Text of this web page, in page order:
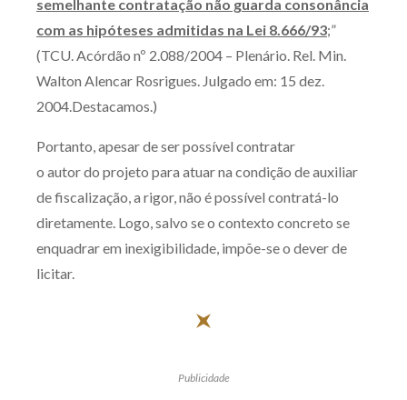
semelhante contratação não guarda consonância
com as hipóteses admitidas na Lei 8.666/93;”
(TCU. Acórdão nº 2.088/2004 – Plenário. Rel. Min.
Walton Alencar Rosrigues. Julgado em: 15 dez.
2004.Destacamos.)
Portanto, apesar de ser possível contratar
o autor do projeto para atuar na condição de auxiliar
de fiscalização, a rigor, não é possível contratá-lo
diretamente. Logo, salvo se o contexto concreto se
enquadrar em inexigibilidade, impõe-se o dever de
licitar.
Publicidade